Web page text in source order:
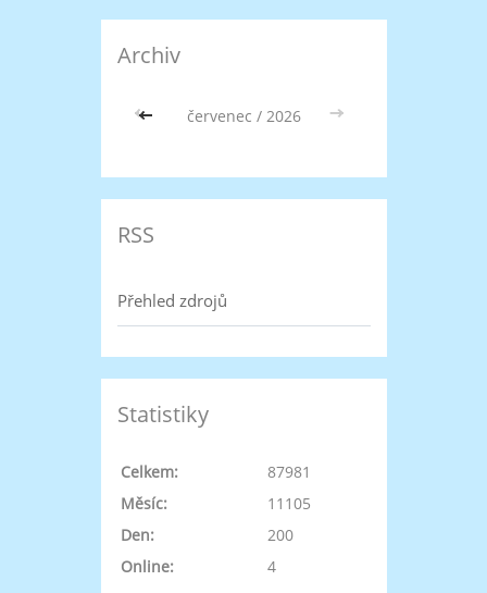
Archiv
<< červenec / 2026 >>
RSS
Přehled zdrojů
Statistiky
Online: 4
Celkem:
87981
Měsíc:
11105
Den:
200